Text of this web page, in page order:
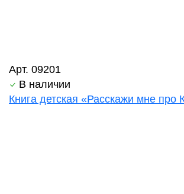
Арт. 09201
В наличии
Книга детская «Расскажи мне про